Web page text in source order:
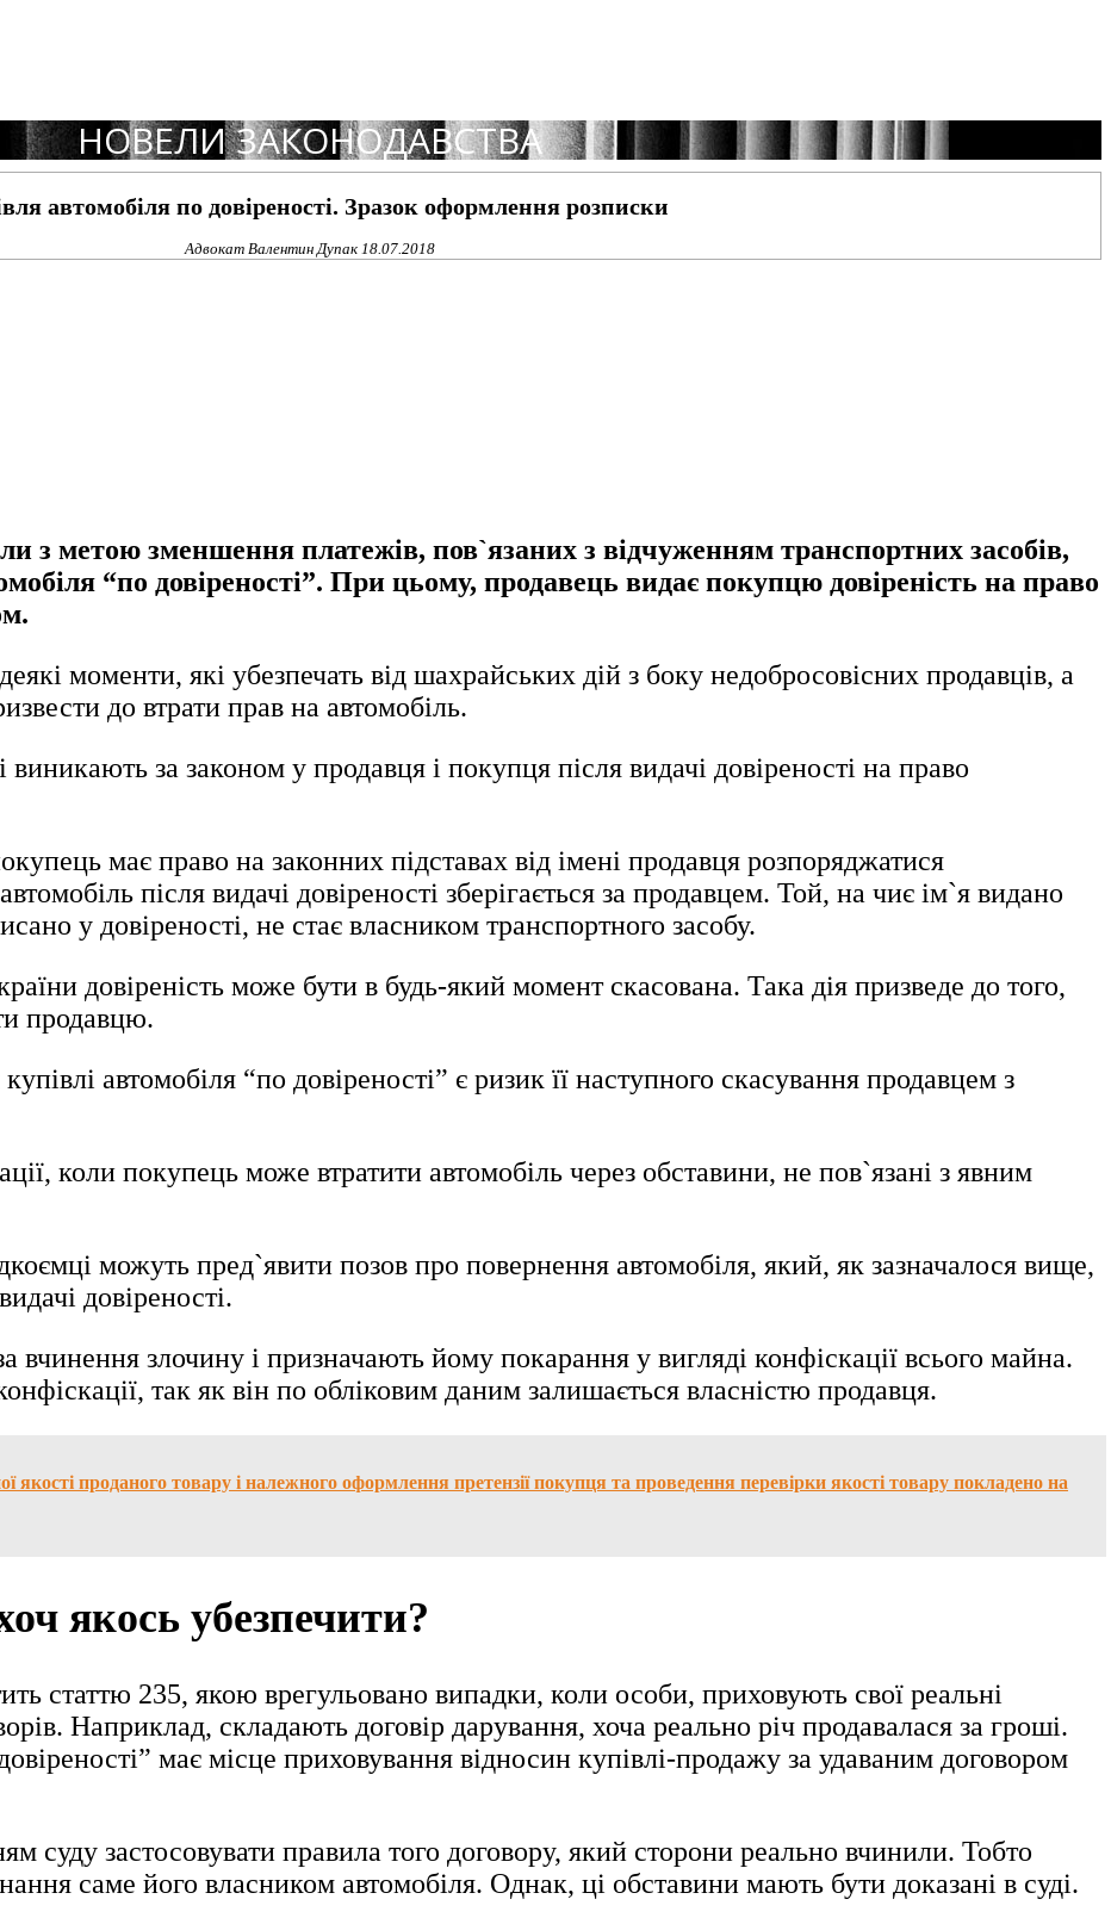
НОВЕЛИ ЗАКОНОДАВСТВА
автомобіля по довіреності. Зразок оформлення розписки
Адвокат Валентин Дупак 18.07.2018
з метою зменшення платежів, пов`язаних з відчуженням транспортних засобів,
“по довіреності”. При цьому, продавець видає покупцю довіреність на право
моменти, які убезпечать від шахрайських дій з боку недобросовісних продавців, а
до втрати прав на автомобіль.
за законом у продавця і покупця після видачі довіреності на право
має право на законних підставах від імені продавця розпоряджатися
після видачі довіреності зберігається за продавцем. Той, на чиє ім`я видано
у довіреності, не стає власником транспортного засобу.
довіреність може бути в будь-який момент скасована. Така дія призведе до того,
продавцю.
автомобіля “по довіреності” є ризик її наступного скасування продавцем з
коли покупець може втратити автомобіль через обставини, не пов`язані з явним
можуть пред`явити позов про повернення автомобіля, який, як зазначалося вище,
довіреності.
злочину і призначають йому покарання у вигляді конфіскації всього майна.
так як він по обліковим даним залишається власністю продавця.
якості проданого товару і належного оформлення претензії покупця та проведення перевірки якості товару покладено на
якось убезпечити?
статтю 235, якою врегульовано випадки, коли особи, приховують свої реальні
Наприклад, складають договір дарування, хоча реально річ продавалася за гроші.
має місце приховування відносин купівлі-продажу за удаваним договором
суду застосовувати правила того договору, який сторони реально вчинили. Тобто
саме його власником автомобіля. Однак, ці обставини мають бути доказані в суді.